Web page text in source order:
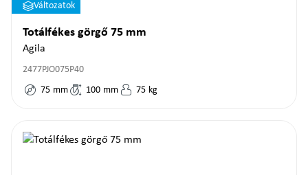
Változatok
Totálfékes görgő 75 mm
Agila
2477PJO075P40
75 mm 100 mm 75 kg